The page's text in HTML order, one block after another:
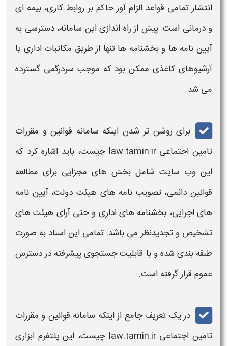
انتشار تمامی قواعد الزام آور حاکم بر روابط کاری، بیمه ای
و درمانی است. پیش از راه اندازی این سامانه، دسترسی به
آیین نامه ها و بخشنامه ها تنها از طریق مکاتبات اداری یا
آرشیوهای کاغذی ممکن بود که موجب سردرگمی گسترده
می شد.
برای روشن تر شدن اینکه سامانه قوانین و مقررات
تامین اجتماعی law.tamin.ir
چیست، باید اشاره کرد که
این وب سایت شامل بخش های مجزایی برای مطالعه
قوانین دائمی، تصویب نامه های هیئت دولت،آیین نامه
های اجرایی، بخشنامه های اداری و حتیآرای هیئت های
تشخیص و تجدیدنظر می باشد. تمامی این اسناد به صورت
طبقه بندی شده و با قابلیت جستجوی پیشرفته در دسترس
عموم قرار گرفته است.
در یک تعریف جامع از اینکه سامانه قوانین و مقررات
تامین اجتماعی law.tamin.ir
چیست، این پلتفرم ابزاری